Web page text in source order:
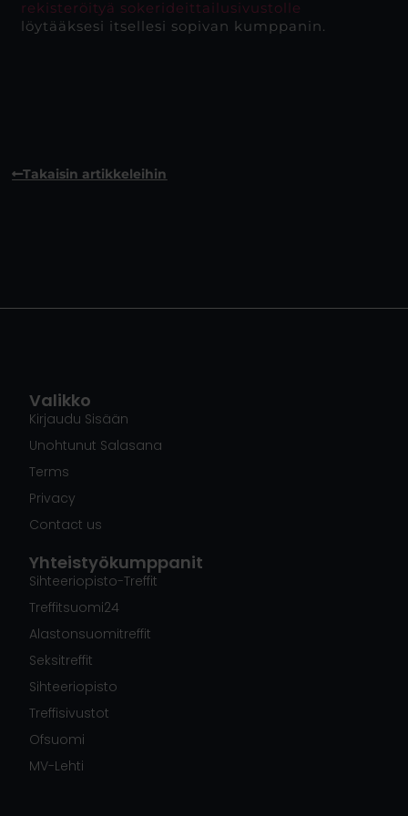
rekisteröityä sokerideittailusivustolle
löytääksesi itsellesi sopivan kumppanin.
Takaisin artikkeleihin
Valikko
Kirjaudu Sisään
Unohtunut Salasana
Terms
Privacy
Contact us
Yhteistyökumppanit
Sihteeriopisto-Treffit
Treffitsuomi24
Alastonsuomitreffit
Seksitreffit
Sihteeriopisto
Treffisivustot
Ofsuomi
MV-Lehti